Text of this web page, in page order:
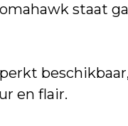
staat
en flair.